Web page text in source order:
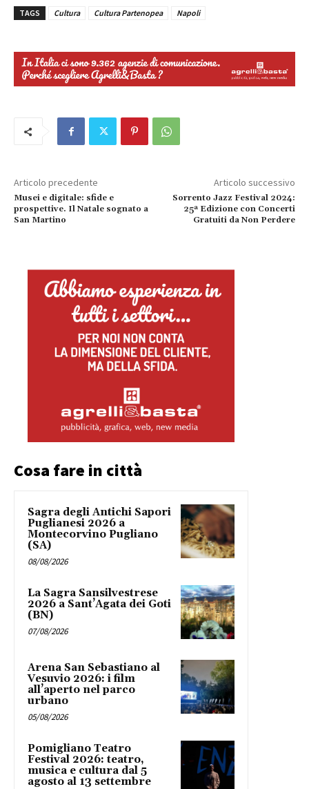
TAGS Cultura Cultura Partenopea Napoli
Articolo precedente
Musei e digitale: sfide e
prospettive. Il Natale sognato a
San Martino
Articolo successivo
Sorrento Jazz Festival 2024:
25ª Edizione con Concerti
Gratuiti da Non Perdere
Cosa fare in città
Sagra degli Antichi Sapori
Puglianesi 2026 a
Montecorvino Pugliano
(SA)
08/08/2026
La Sagra Sansilvestrese
2026 a Sant’Agata dei Goti
(BN)
07/08/2026
Arena San Sebastiano al
Vesuvio 2026: i film
all’aperto nel parco
urbano
05/08/2026
Pomigliano Teatro
Festival 2026: teatro,
musica e cultura dal 5
agosto al 13 settembre